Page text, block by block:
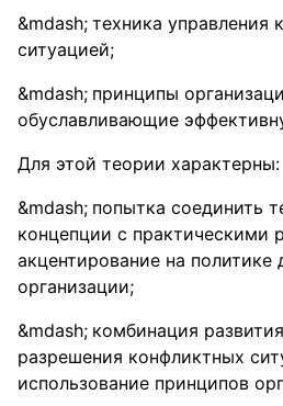
техника управления
ситуацией;
принципы
обуславливающие
Для этой теории характерны:
попытка соединить
концепции с практическими
акцентирование на политике
организации;
комбинация
разрешения конфликтных
использование принципов